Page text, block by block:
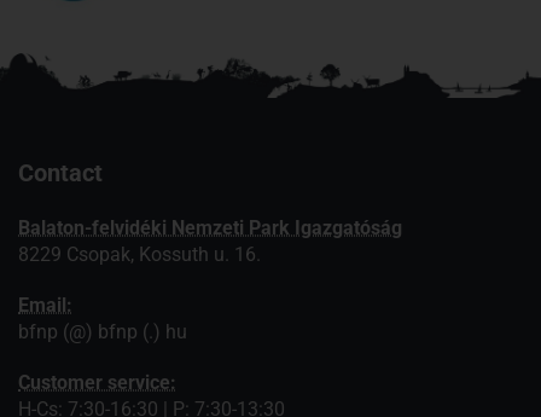
Contact
Balaton-felvidéki Nemzeti Park Igazgatóság
8229 Csopak, Kossuth u. 16.
Email:
bfnp (@) bfnp (.) hu
Customer service:
H-Cs: 7:30-16:30 | P: 7:30-13:30